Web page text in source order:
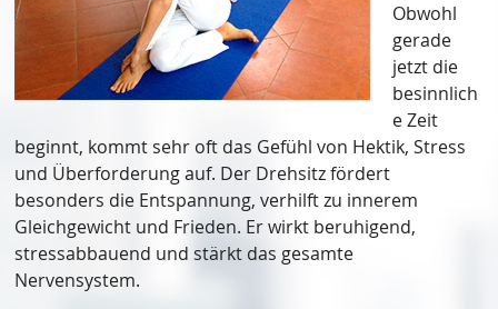
Obwohl
gerade
jetzt die
besinnlich
e Zeit
beginnt, kommt sehr oft das Gefühl von Hektik, Stress
und Überforderung auf. Der Drehsitz fördert
besonders die Entspannung, verhilft zu innerem
Gleichgewicht und Frieden. Er wirkt beruhigend,
stressabbauend und stärkt das gesamte
Nervensystem.